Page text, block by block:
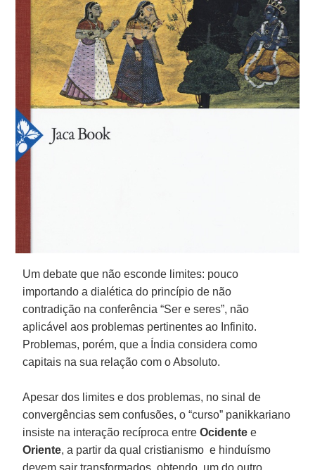
Um debate que não esconde limites: pouco
importando a dialética do princípio de não
contradição na conferência “Ser e seres”, não
aplicável aos problemas pertinentes ao Infinito.
Problemas, porém, que a Índia considera como
capitais na sua relação com o Absoluto.
Apesar dos limites e dos problemas, no sinal de
convergências sem confusões, o “curso” panikkariano
insiste na interação recíproca entreOcidente e
Oriente, a partir da qual cristianismo e hinduísmo
devem sair transformados, obtendo, um do outro,